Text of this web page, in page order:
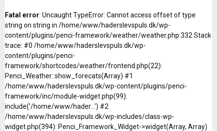
Fatal error: Uncaught TypeError: Cannot access offset of type
string on string in /home/www/haderslevspuls.dk/wp-
content/plugins/penci-framework/weather/weather.php:332 Stack
trace: #0 /home/www/haderslevspuls.dk/wp-
content/plugins/penci-
framework/shortcodes/weather/frontend.php(22):
Penci_Weather::show_forecats(Array) #1
/home/www/haderslevspuls.dk/wp-content/plugins/penci-
framework/inc/module-widget.php(99):
include('/home/www/hader...') #2
/home/www/haderslevspuls.dk/wp-includes/class-wp-
widget.php(394): Penci_Framework_Widget->widget(Array, Array)